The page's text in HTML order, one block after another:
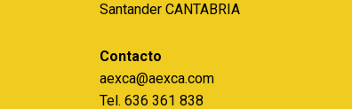
Santander CANTABRIA
Contacto
aexca@aexca.com
Tel. 636 361 838